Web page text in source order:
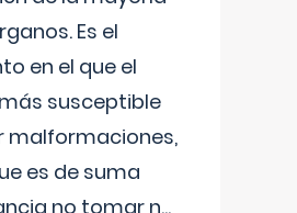
Es el
en el que el
susceptible
malformaciones,
es de suma
no tomar n...